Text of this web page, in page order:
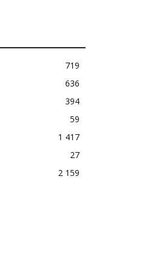
719
636
394
59
1 417
27
2 159